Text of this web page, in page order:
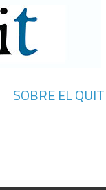
SOBRE EL QUIT